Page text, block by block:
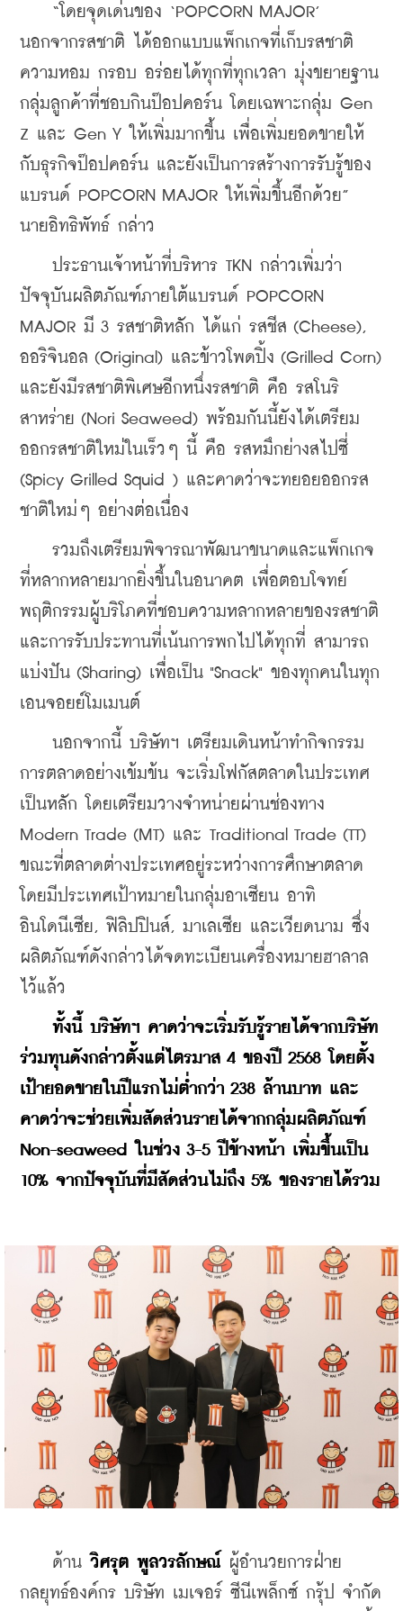
“โดยจุดเด่นของ ‘POPCORN MAJOR’
นอกจากรสชาติ ได้ออกแบบแพ็กเกจที่เก็บรสชาติ
ความหอม กรอบ อร่อยได้ทุกที่ทุกเวลา มุ่งขยายฐาน
กลุ่มลูกค้าที่ชอบกินป๊อปคอร์น โดยเฉพาะกลุ่ม Gen
Z และ Gen Y ให้เพิ่มมากขึ้น เพื่อเพิ่มยอดขายให้
กับธุรกิจป๊อปคอร์น และยังเป็นการสร้างการรับรู้ของ
แบรนด์ POPCORN MAJOR ให้เพิ่มขึ้นอีกด้วย”
นายอิทธิพัทธ์ กล่าว
ประธานเจ้าหน้าที่บริหาร TKN กล่าวเพิ่มว่า
ปัจจุบันผลิตภัณฑ์ภายใต้แบรนด์ POPCORN
MAJOR มี 3 รสชาติหลัก ได้แก่ รสชีส (Cheese),
ออริจินอล (Original) และข้าวโพดปิ้ง (Grilled Corn)
และยังมีรสชาติพิเศษอีกหนึ่งรสชาติ คือ รสโนริ
สาหร่าย (Nori Seaweed) พร้อมกันนี้ยังได้เตรียม
ออกรสชาติใหม่ในเร็วๆ นี้ คือ รสหมึกย่างสไปซี่
(Spicy Grilled Squid ) และคาดว่าจะทยอยออกรส
ชาติใหม่ๆ อย่างต่อเนื่อง
รวมถึงเตรียมพิจารณาพัฒนาขนาดและแพ็กเกจ
ที่หลากหลายมากยิ่งขึ้นในอนาคต เพื่อตอบโจทย์
พฤติกรรมผู้บริโภคที่ชอบความหลากหลายของรสชาติ
และการรับประทานที่เน้นการพกไปได้ทุกที่ สามารถ
แบ่งปัน (Sharing) เพื่อเป็น "Snack" ของทุกคนในทุก
เอนจอยย์โมเมนต์
นอกจากนี้ บริษัทฯ เตรียมเดินหน้าทำกิจกรรม
การตลาดอย่างเข้มข้น จะเริ่มโฟกัสตลาดในประเทศ
เป็นหลัก โดยเตรียมวางจำหน่ายผ่านช่องทาง
Modern Trade (MT) และ Traditional Trade (TT)
ขณะที่ตลาดต่างประเทศอยู่ระหว่างการศึกษาตลาด
โดยมีประเทศเป้าหมายในกลุ่มอาเซียน อาทิ
อินโดนีเซีย, ฟิลิปปินส์, มาเลเซีย และเวียดนาม ซึ่ง
ผลิตภัณฑ์ดังกล่าวได้จดทะเบียนเครื่องหมายฮาลาล
ไว้แล้ว
ทั้งนี้ บริษัทฯ คาดว่าจะเริ่มรับรู้รายได้จากบริษัท
ร่วมทุนดังกล่าวตั้งแต่ไตรมาส 4 ของปี 2568 โดยตั้ง
เป้ายอดขายในปีแรกไม่ต่ำกว่า 238 ล้านบาท และ
คาดว่าจะช่วยเพิ่มสัดส่วนรายได้จากกลุ่มผลิตภัณฑ์
Non-seaweed ในช่วง 3-5 ปีข้างหน้า เพิ่มขึ้นเป็น
10% จากปัจจุบันที่มีสัดส่วนไม่ถึง 5% ของรายได้รวม
ด้าน วิศรุต พูลวรลักษณ์ ผู้อำนวยการฝ่าย
กลยุทธ์องค์กร บริษัท เมเจอร์ ซีนีเพล็กซ์ กรุ้ป จำกัด